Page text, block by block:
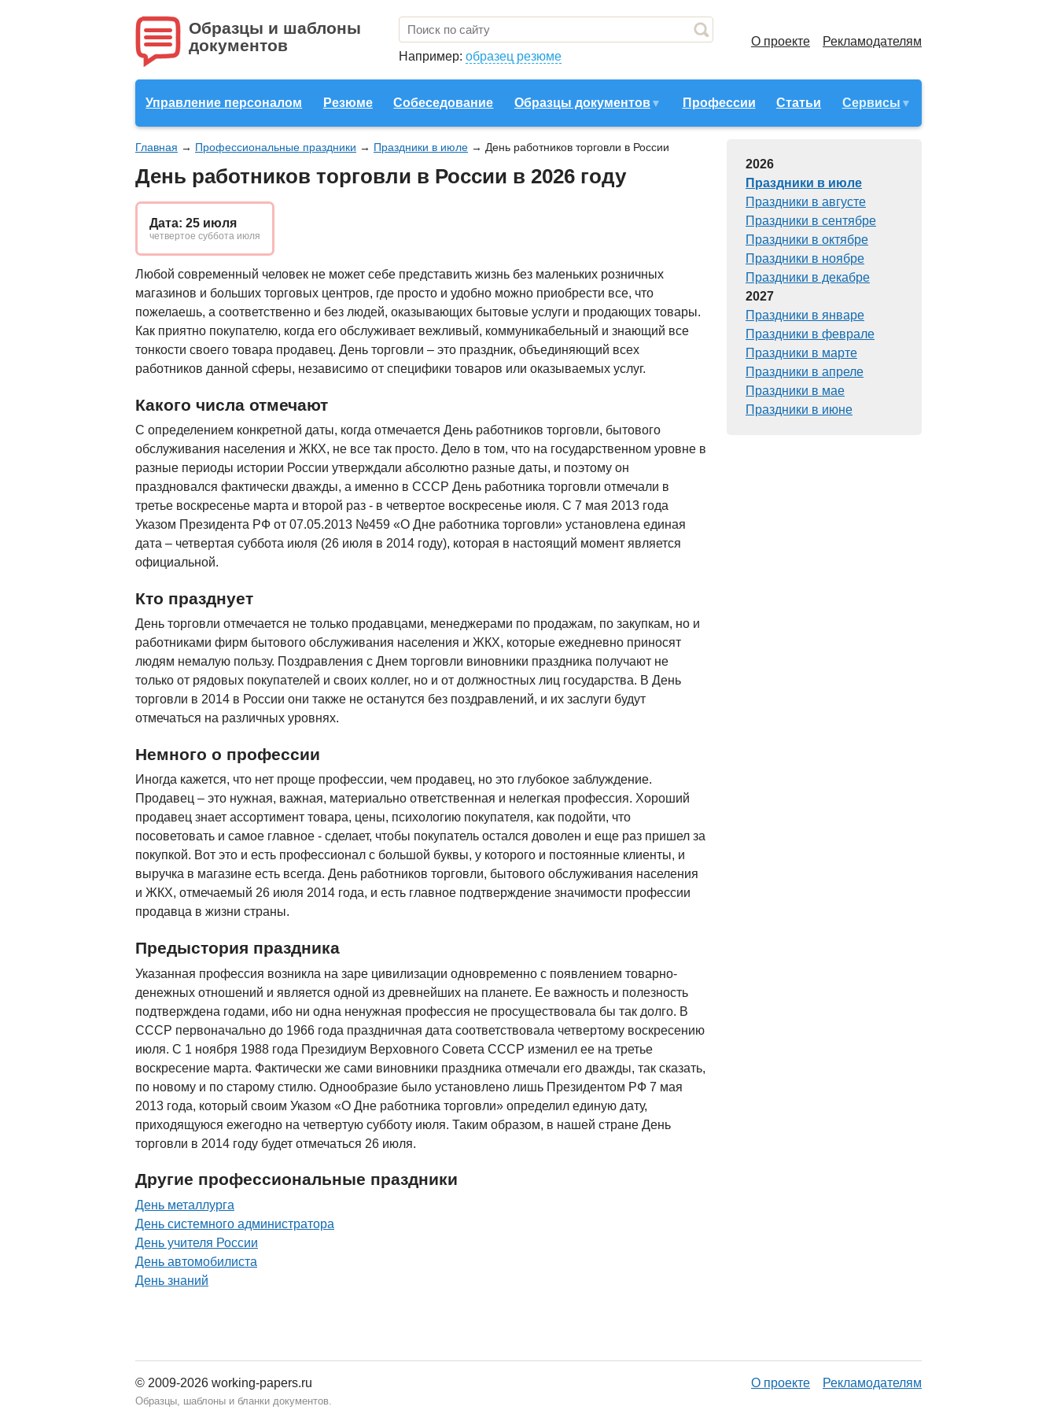
Образцы и шаблоны
документов
Например: образец резюме
О проекте Рекламодателям
Управление персоналом Резюме Собеседование Образцы документов Профессии Статьи Сервисы
Главная → Профессиональные праздники → Праздники в июле → День работников торговли в России
День работников торговли в России в 2026 году
Дата: 25 июля
четвертое суббота июля
Любой современный человек не может себе представить жизнь без маленьких розничных
магазинов и больших торговых центров, где просто и удобно можно приобрести все, что
пожелаешь, а соответственно и без людей, оказывающих бытовые услуги и продающих товары.
Как приятно покупателю, когда его обслуживает вежливый, коммуникабельный и знающий все
тонкости своего товара продавец. День торговли – это праздник, объединяющий всех
работников данной сферы, независимо от специфики товаров или оказываемых услуг.
Какого числа отмечают
С определением конкретной даты, когда отмечается День работников торговли, бытового
обслуживания населения и ЖКХ, не все так просто. Дело в том, что на государственном уровне в
разные периоды истории России утверждали абсолютно разные даты, и поэтому он
праздновался фактически дважды, а именно в СССР День работника торговли отмечали в
третье воскресенье марта и второй раз - в четвертое воскресенье июля. С 7 мая 2013 года
Указом Президента РФ от 07.05.2013 №459 «О Дне работника торговли» установлена единая
дата – четвертая суббота июля (26 июля в 2014 году), которая в настоящий момент является
официальной.
Кто празднует
День торговли отмечается не только продавцами, менеджерами по продажам, по закупкам, но и
работниками фирм бытового обслуживания населения и ЖКХ, которые ежедневно приносят
людям немалую пользу. Поздравления с Днем торговли виновники праздника получают не
только от рядовых покупателей и своих коллег, но и от должностных лиц государства. В День
торговли в 2014 в России они также не останутся без поздравлений, и их заслуги будут
отмечаться на различных уровнях.
Немного о профессии
Иногда кажется, что нет проще профессии, чем продавец, но это глубокое заблуждение.
Продавец – это нужная, важная, материально ответственная и нелегкая профессия. Хороший
продавец знает ассортимент товара, цены, психологию покупателя, как подойти, что
посоветовать и самое главное - сделает, чтобы покупатель остался доволен и еще раз пришел за
покупкой. Вот это и есть профессионал с большой буквы, у которого и постоянные клиенты, и
выручка в магазине есть всегда. День работников торговли, бытового обслуживания населения
и ЖКХ, отмечаемый 26 июля 2014 года, и есть главное подтверждение значимости профессии
продавца в жизни страны.
Предыстория праздника
Указанная профессия возникла на заре цивилизации одновременно с появлением товарно-
денежных отношений и является одной из древнейших на планете. Ее важность и полезность
подтверждена годами, ибо ни одна ненужная профессия не просуществовала бы так долго. В
СССР первоначально до 1966 года праздничная дата соответствовала четвертому воскресению
июля. С 1 ноября 1988 года Президиум Верховного Совета СССР изменил ее на третье
воскресение марта. Фактически же сами виновники праздника отмечали его дважды, так сказать,
по новому и по старому стилю. Однообразие было установлено лишь Президентом РФ 7 мая
2013 года, который своим Указом «О Дне работника торговли» определил единую дату,
приходящуюся ежегодно на четвертую субботу июля. Таким образом, в нашей стране День
торговли в 2014 году будет отмечаться 26 июля.
Другие профессиональные праздники
День металлурга
День системного администратора
День учителя России
День автомобилиста
День знаний
2026
Праздники в июле
Праздники в августе
Праздники в сентябре
Праздники в октябре
Праздники в ноябре
Праздники в декабре
2027
Праздники в январе
Праздники в феврале
Праздники в марте
Праздники в апреле
Праздники в мае
Праздники в июне
© 2009-2026 working-papers.ru О проекте Рекламодателям
Образцы, шаблоны и бланки документов.